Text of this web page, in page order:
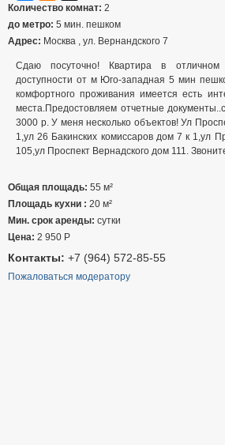
Количество комнат: 2
до метро: 5 мин. пешком
Адрес: Москва , ул. Вернандского 7
Сдаю посуточно! Квартира в отличном
доступности от м Юго-западная 5 мин
комфортного проживания имеется есть
места.Предостовляем отчетные
3000 р. У меня несколько объектов! Ул
1,ул 26 Бакинских комиссаров дом 7 к 1,ул
105,ул Проспект Вернадского дом 111.
Общая площадь: 55 м²
Площадь кухни : 20 м²
Мин. срок аренды: сутки
Цена: 2 950 Р
Контакты: +7 (964) 572-85-55
Пожаловаться модератору